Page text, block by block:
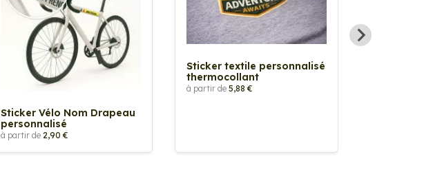
Sticker Vélo Nom Drapeau
personnalisé
à partir de 2,90 €
Sticker textile personnalisé
thermocollant
à partir de 5,88 €